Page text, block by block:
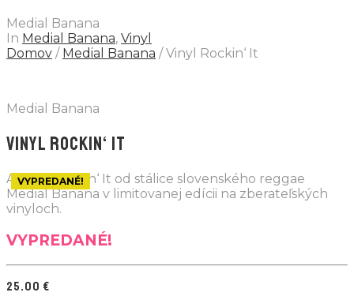
Medial Banana
In Medial Banana, Vinyl
Domov / Medial Banana / Vinyl Rockin‘ It
VYPREDANÉ!
Medial Banana
VINYL ROCKIN‘ IT
Album Rockin‘ It od stálice slovenského reggae
Medial Banana v limitovanej edícii na zberateľských
vinyloch.
VYPREDANÉ!
25.00 €